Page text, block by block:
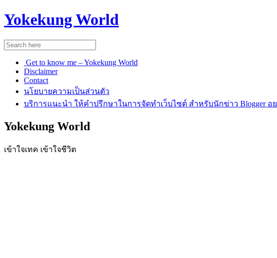
Yokekung World
Get to know me – Yokekung World
Disclaimer
Contact
นโยบายความเป็นส่วนตัว
บริการแนะนำ ให้คำปรึกษาในการจัดทำเว็บไซต์ สำหรับนักข่าว Blogger อ
Yokekung World
เข้าใจเทค เข้าใจชีวิต